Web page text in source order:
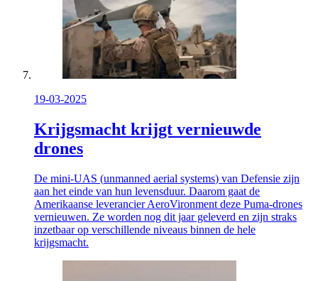
19-03-2025
Krijgsmacht krijgt vernieuwde
drones
De mini-UAS (unmanned aerial systems) van Defensie zijn
aan het einde van hun levensduur. Daarom gaat de
Amerikaanse leverancier AeroVironment deze Puma-drones
vernieuwen. Ze worden nog dit jaar geleverd en zijn straks
inzetbaar op verschillende niveaus binnen de hele
krijgsmacht.